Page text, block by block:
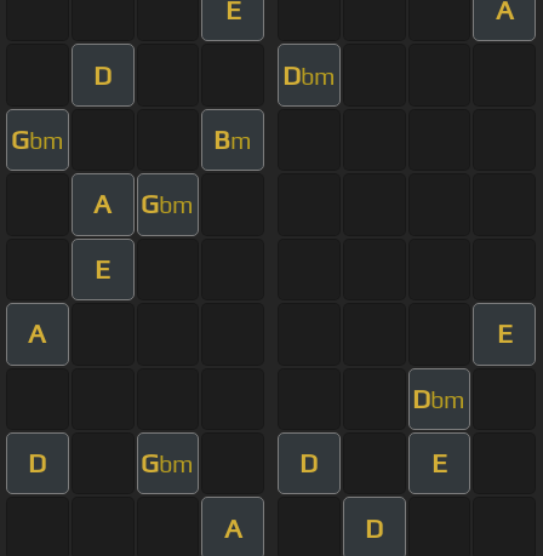
E A
D Dbm
Gbm Bm
A Gbm
E
A E
Dbm
D Gbm D E
A D